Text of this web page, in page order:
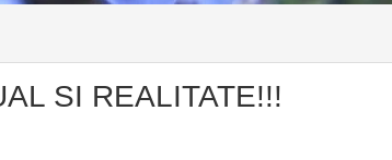
SI REALITATE!!!